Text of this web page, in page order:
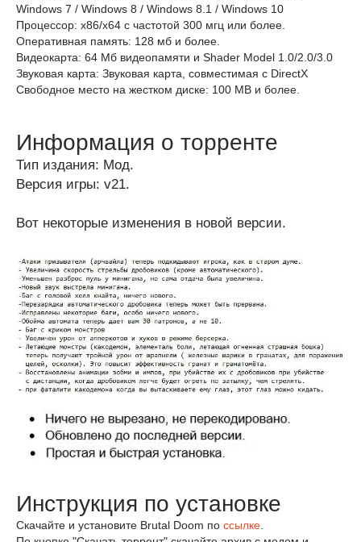
Windows 7 / Windows 8 / Windows 8.1 / Windows 10
Процессор: x86/x64 с частотой 300 мгц или более.
Оперативная память: 128 мб и более.
Видеокарта: 64 Мб видеопамяти и Shader Model 1.0/2.0/3.0
Звуковая карта: Звуковая карта, совместимая с DirectX
Свободное место на жестком диске: 100 MB и более.
Информация о торренте
Тип издания: Мод.
Версия игры: v21.
Вот некоторые изменения в новой версии.
Инструкция по установке
Скачайте и установите Brutal Doom по ссылке